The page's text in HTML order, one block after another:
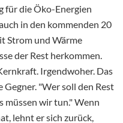
für die Öko-Energien
in den kommenden 20
Strom und Wärme
der Rest herkommen.
Irgendwoher. Das
"Wer soll den Rest
müssen wir tun." Wenn
lehnt er sich zurück,